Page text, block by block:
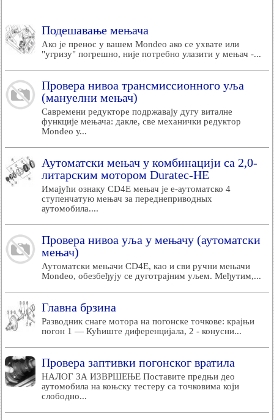
Подешавање мењача
Ако је пренос у вашем Mondeo ако се ухвате или
"угризу" погрешно, није потребно улазити у мењач -...
Провера нивоа трансмиссионного уља
(мануелни мењач)
Савремени редукторе подржавају дугу виталне
функције мењача: дакле, све механички редуктор
Mondeo у...
Аутоматски мењач у комбинацији са 2,0-
литарским мотором Duratec-HE
Имајући ознаку CD4E мењач је е-аутоматско 4
ступенчатую мењач за переднеприводных
аутомобила....
Провера нивоа уља у мењачу (аутоматски
мењач)
Аутоматски мењачи CD4E, као и сви ручни мењачи
Mondeo, обезбеђују се дуготрајним уљем. Међутим,...
Главна брзина
Разводник снаге мотора на погонске точкове: крајњи
погон 1 — Кућиште диференцијала, 2 - конусни...
Провера заптивки погонског вратила
НАЛОГ ЗА ИЗВРШЕЊЕ Поставите предњи део
аутомобила на коњску тестеру са точковима који
слободно...